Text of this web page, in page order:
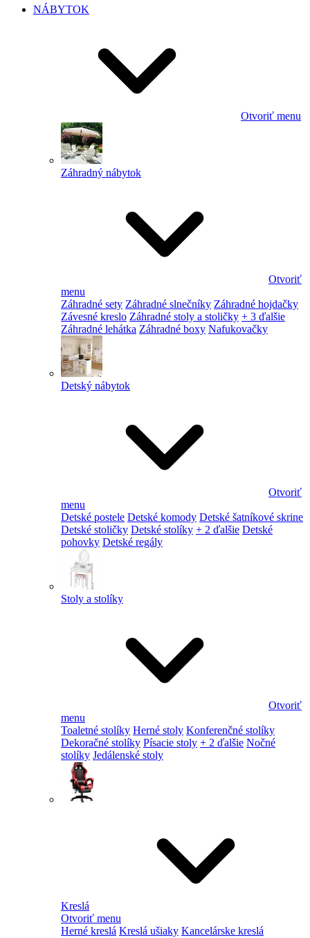
NÁBYTOK
Otvoriť menu
Záhradný nábytok
Otvoriť
menu
Záhradné sety Záhradné slnečníky Záhradné hojdačky
Závesné kreslo Záhradné stoly a stoličky + 3 ďalšie
Záhradné lehátka Záhradné boxy Nafukovačky
Detský nábytok
Otvoriť
menu
Detské postele Detské komody Detské šatníkové skrine
Detské stoličky Detské stolíky + 2 ďalšie Detské
pohovky Detské regály
Stoly a stolíky
Otvoriť
menu
Toaletné stolíky Herné stoly Konferenčné stolíky
Dekoračné stolíky Písacie stoly + 2 ďalšie Nočné
stolíky Jedálenské stoly
Kreslá
Otvoriť menu
Herné kreslá Kreslá ušiaky Kancelárske kreslá